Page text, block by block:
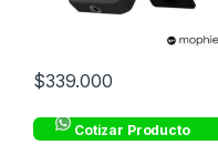
$339.000
Cotizar Producto